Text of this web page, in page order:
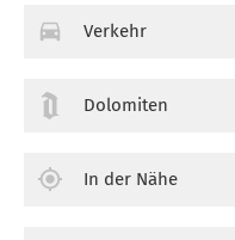
Verkehr
Dolomiten
In der Nähe